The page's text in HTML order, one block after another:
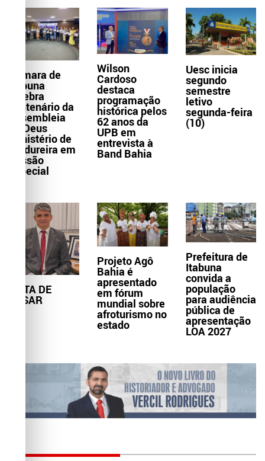
Câmara de
Itabuna
celebra
centenário da
Assembleia
de Deus
Ministério de
Madureira em
Sessão
Especial
Wilson
Cardoso
destaca
programação
histórica pelos
62 anos da
UPB em
entrevista à
Band Bahia
Uesc inicia
segundo
semestre
letivo
segunda-feira
(10)
NOTA DE
PESAR
Projeto Agô
Bahia é
apresentado
em fórum
mundial sobre
afroturismo no
estado
Prefeitura de
Itabuna
convida a
população
para audiência
pública de
apresentação
LOA 2027